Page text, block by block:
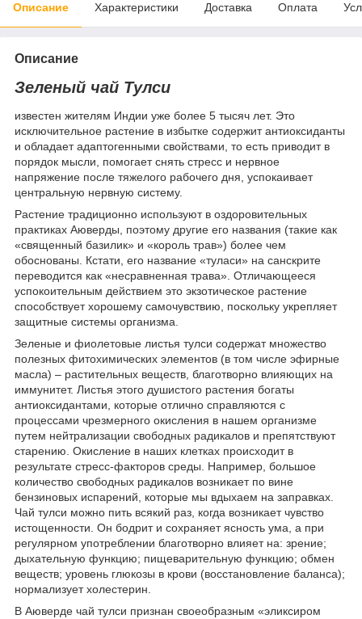
Описание Характеристики Доставка Оплата
Описание
Зеленый чай Тулси
известен жителям Индии уже более 5 тысяч лет. Это
исключительное растение в избытке содержит антиоксиданты
и обладает адаптогенными свойствами, то есть приводит в
порядок мысли, помогает снять стресс и нервное
напряжение после тяжелого рабочего дня, успокаивает
центральную нервную систему.
Растение традиционно используют в оздоровительных
практиках Аюверды, поэтому другие его названия (такие как
«священный базилик» и «король трав») более чем
обоснованы. Кстати, его название «туласи» на санскрите
переводится как «несравненная трава». Отличающееся
успокоительным действием это экзотическое растение
способствует хорошему самочувствию, поскольку укрепляет
защитные системы организма.
Зеленые и фиолетовые листья тулси содержат множество
полезных фитохимических элементов (в том числе эфирные
масла) – растительных веществ, благотворно влияющих на
иммунитет. Листья этого душистого растения богаты
антиоксидантами, которые отлично справляются с
процессами чрезмерного окисления в нашем организме
путем нейтрализации свободных радикалов и препятствуют
старению. Окисление в наших клетках происходит в
результате стресс-факторов среды. Например, большое
количество свободных радикалов возникает по вине
бензиновых испарений, которые мы вдыхаем на заправках.
Чай тулси можно пить всякий раз, когда возникает чувство
истощенности. Он бодрит и сохраняет ясность ума, а при
регулярном употреблении благотворно влияет на: зрение;
дыхательную функцию; пищеварительную функцию; обмен
веществ; уровень глюкозы в крови (восстановление баланса);
нормализует холестерин.
В Аюверде чай тулси признан своеобразным «эликсиром